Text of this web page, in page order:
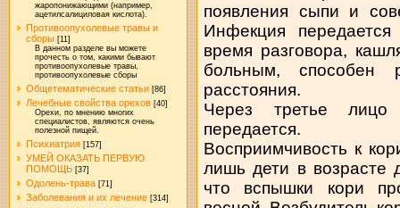
жаропонижающими (например,
ацетилсалициловая кислота).
Противоопухолевые травы и
сборы [11]
В данном разделе вы можете
прочесть о том, какими бывают
противоопухолевые травы,
противоопухолевые сборы
Общетематические статьи [86]
Лечебные свойства орехов [40]
Орехи, по мнению многих
специалистов, являются очень
полезной пищей.
Психиатрия [157]
УМЕЙ ОКАЗАТЬ ПЕРВУЮ
ПОМОЩЬ [37]
Одолень-трава [71]
Заболевания и их лечение [314]
появления сыпи и
Инфекция
время разговора,
больным, способен
расстояния.
Через третье
передается.
Восприимчивость к
лишь дети в возрасте
что вспышки кори